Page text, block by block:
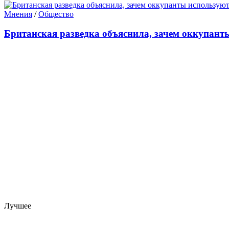
Мнения /Общество
Британская разведка объяснила, зачем
Лучшее